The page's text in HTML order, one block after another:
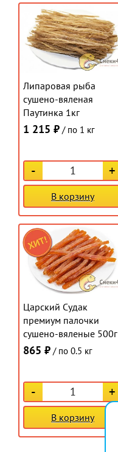
Липаровая рыба
сушено-вяленая
Паутинка 1кг
1 215 ₽ / по 1 кг
- +
В корзину
Царский Судак
премиум палочки
сушено-вяленые 500г
865 ₽ / по 0.5 кг
- +
В корзину